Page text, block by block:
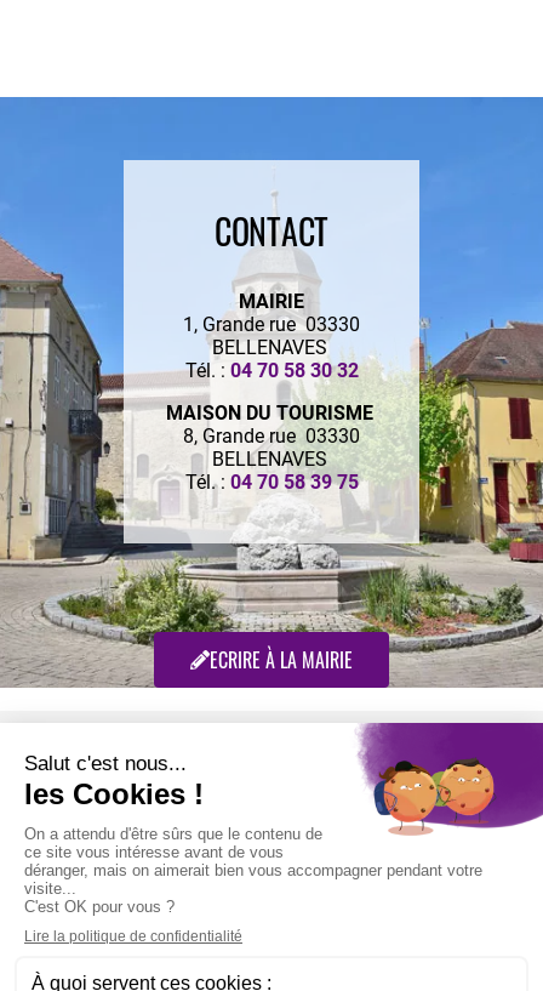
CONTACT
MAIRIE
1, Grande rue 03330
BELLENAVES
Tél. : 04 70 58 30 32
MAISON DU TOURISME
8, Grande rue 03330
BELLENAVES
Tél. : 04 70 58 39 75
ECRIRE À LA MAIRIE
Retrouvez-nous sur :